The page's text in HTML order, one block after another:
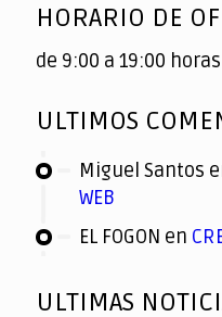
HORARIO DE
de 9:00 a 19:00
ULTIMOS
Miguel Santos
WEB
EL FOGON en
ULTIMAS